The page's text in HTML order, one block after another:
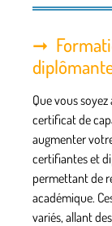
Que vous soyez
certificat de
augmenter
certifiantes et
permettant de
académique.
variés, allant